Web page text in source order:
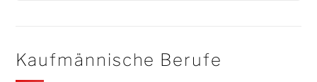
Kaufmännische Berufe